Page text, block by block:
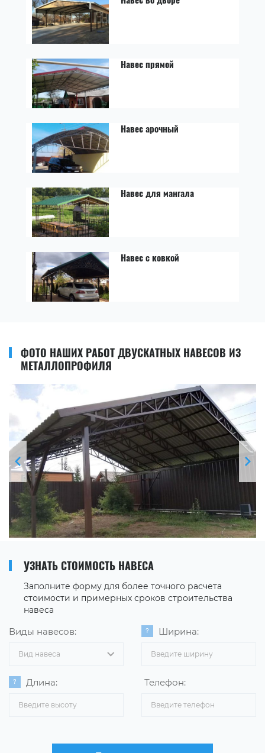
Навес прямой
Навес арочный
Навес для мангала
Навес с ковкой
ФОТО НАШИХ РАБОТ ДВУСКАТНЫХ НАВЕСОВ ИЗ
МЕТАЛЛОПРОФИЛЯ
УЗНАТЬ СТОИМОСТЬ НАВЕСА
Заполните форму для более точного расчета
стоимости и примерных сроков строительства
навеса
Виды навесов:
Вид навеса
Ширина:
Длина: Телефон: